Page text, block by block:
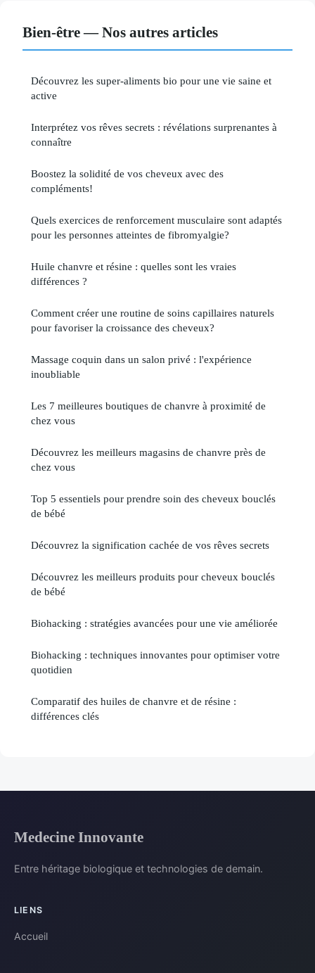
Bien-être — Nos autres articles
Découvrez les super-aliments bio pour une vie saine et
active
Interprétez vos rêves secrets : révélations surprenantes à
connaître
Boostez la solidité de vos cheveux avec des
compléments!
Quels exercices de renforcement musculaire sont adaptés
pour les personnes atteintes de fibromyalgie?
Huile chanvre et résine : quelles sont les vraies
différences ?
Comment créer une routine de soins capillaires naturels
pour favoriser la croissance des cheveux?
Massage coquin dans un salon privé : l'expérience
inoubliable
Les 7 meilleures boutiques de chanvre à proximité de
chez vous
Découvrez les meilleurs magasins de chanvre près de
chez vous
Top 5 essentiels pour prendre soin des cheveux bouclés
de bébé
Découvrez la signification cachée de vos rêves secrets
Découvrez les meilleurs produits pour cheveux bouclés
de bébé
Biohacking : stratégies avancées pour une vie améliorée
Biohacking : techniques innovantes pour optimiser votre
quotidien
Comparatif des huiles de chanvre et de résine :
différences clés
Medecine Innovante
Entre héritage biologique et technologies de demain.
LIENS
Accueil